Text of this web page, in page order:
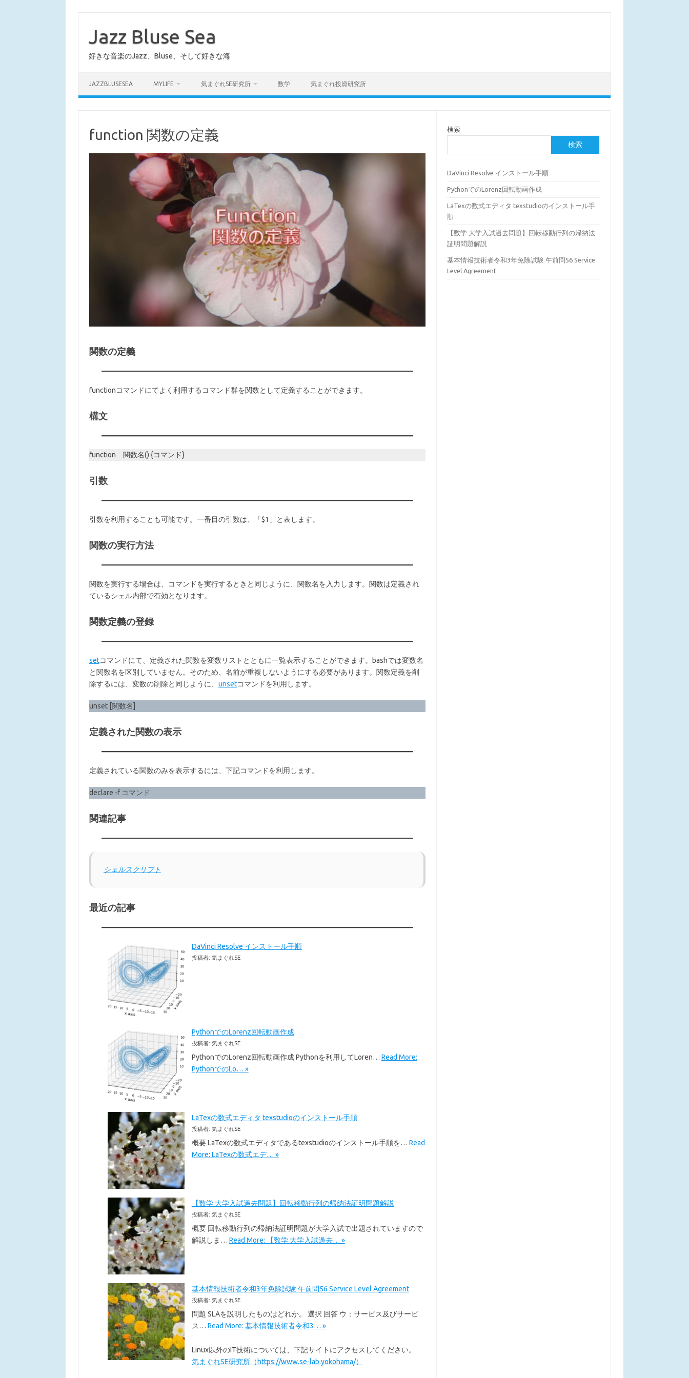
Jazz Bluse Sea
好きな音楽のJazz、Bluse、そして好きな海
JAZZBLUSESEA MYLIFE 気まぐれSE研究所 数学 気まぐれ投資研究所
function 関数の定義
関数の定義
functionコマンドにてよく利用するコマンド群を関数として定義することができます。
構文
function 関数名() {コマンド}
引数
引数を利用することも可能です。一番目の引数は、「$1」と表します。
関数の実行方法
関数を実行する場合は、コマンドを実行するときと同じように、関数名を入力します。関数は定義され
ているシェル内部で有効となります。
関数定義の登録
setコマンドにて、定義された関数を変数リストとともに一覧表示することができます。bashでは変数名
と関数名を区別していません。そのため、名前が重複しないようにする必要があります。関数定義を削
除するには、変数の削除と同じように、 unsetコマンドを利用します。
unset [関数名]
定義された関数の表示
定義されている関数のみを表示するには、下記コマンドを利用します。
declare -f コマンド
関連記事
シェルスクリプト
最近の記事
DaVinci Resolve インストール手順
投稿者: 気まぐれSE
PythonでのLorenz回転動画作成
投稿者: 気まぐれSE
PythonでのLorenz回転動画作成 Pythonを利用してLoren… Read More:
PythonでのLo… »
LaTexの数式エディタ texstudioのインストール手順
投稿者: 気まぐれSE
概要 LaTexの数式エディタであるtexstudioのインストール手順を… Read
More: LaTexの数式エデ… »
【数学 大学入試過去問題】回転移動行列の帰納法証明問題解説
投稿者: 気まぐれSE
概要 回転移動行列の帰納法証明問題が大学入試で出題されていますので
解説しま… Read More: 【数学 大学入試過去… »
基本情報技術者令和3年免除試験 午前問56 Service Level Agreement
投稿者: 気まぐれSE
問題 SLAを説明したものはどれか。 選択 回答 ウ：サービス及びサービ
ス… Read More: 基本情報技術者令和3… »
Linux以外のIT技術については、下記サイトにアクセスしてください。
気まぐれSE研究所（https://www.se-lab.yokohama/）
検索
検索
DaVinci Resolve インストール手順
PythonでのLorenz回転動画作成
LaTexの数式エディタ texstudioのインストール手
順
【数学 大学入試過去問題】回転移動行列の帰納法
証明問題解説
基本情報技術者令和3年免除試験 午前問56 Service
Level Agreement